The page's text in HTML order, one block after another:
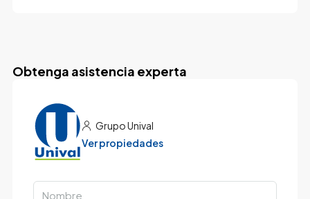
Obtenga asistencia experta
Grupo Unival
Ver propiedades